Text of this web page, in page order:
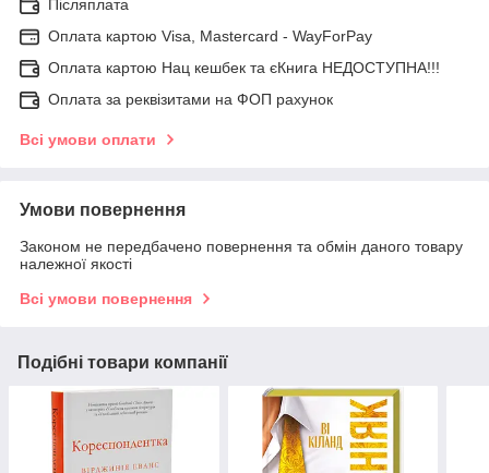
Післяплата
Оплата картою Visa, Mastercard - WayForPay
Оплата картою Нац кешбек та єКнига НЕДОСТУПНА!!!
Оплата за реквізитами на ФОП рахунок
Всі умови оплати
Умови повернення
Законом не передбачено повернення та обмін даного товару
належної якості
Всі умови повернення
Подібні товари компанії